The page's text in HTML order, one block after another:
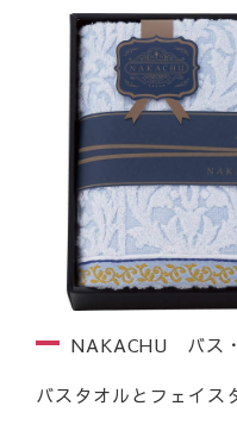
NAKACHU バス
バスタオルとフェイス